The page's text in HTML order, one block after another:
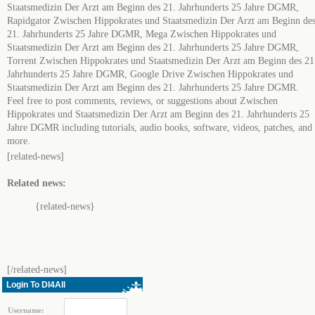
Staatsmedizin Der Arzt am Beginn des 21. Jahrhunderts 25 Jahre DGMR,
Rapidgator Zwischen Hippokrates und Staatsmedizin Der Arzt am Beginn des
21. Jahrhunderts 25 Jahre DGMR, Mega Zwischen Hippokrates und
Staatsmedizin Der Arzt am Beginn des 21. Jahrhunderts 25 Jahre DGMR,
Torrent Zwischen Hippokrates und Staatsmedizin Der Arzt am Beginn des
Jahrhunderts 25 Jahre DGMR, Google Drive Zwischen Hippokrates und
Staatsmedizin Der Arzt am Beginn des 21. Jahrhunderts 25 Jahre DGMR.
Feel free to post comments, reviews, or suggestions about Zwischen
Hippokrates und Staatsmedizin Der Arzt am Beginn des 21. Jahrhunderts 25
Jahre DGMR including tutorials, audio books, software, videos, patches, and
more.
[related-news]
Related news:
{related-news}
[/related-news]
Login To Dl4All
Username: